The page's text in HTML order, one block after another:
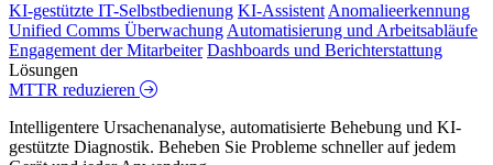
KI-gestützte IT-Selbstbedienung KI-Assistent Anomalieerkennung
Unified Comms Überwachung Automatisierung und Arbeitsabläufe
Engagement der Mitarbeiter Dashboards und Berichterstattung
Lösungen
MTTR reduzieren
Intelligentere Ursachenanalyse, automatisierte Behebung und KI-
gestützte Diagnostik. Beheben Sie Probleme schneller auf jedem